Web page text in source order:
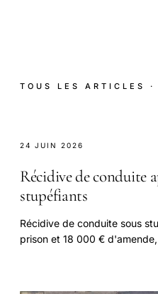
TOUS LES ARTICLES ·
24 JUIN 2026
Récidive de conduite
stupéfiants
Récidive de conduite sous
prison et 18 000 €